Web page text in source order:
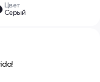
Цвет
Серый